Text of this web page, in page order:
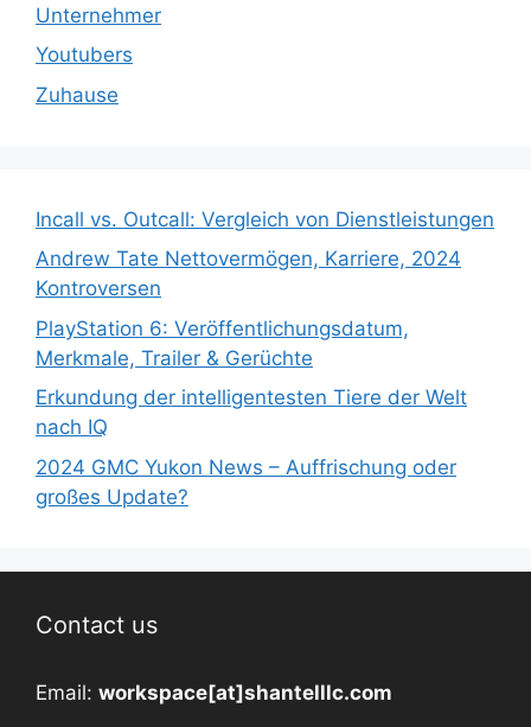
Unternehmer
Youtubers
Zuhause
Incall vs. Outcall: Vergleich von Dienstleistungen
Andrew Tate Nettovermögen, Karriere, 2024
Kontroversen
PlayStation 6: Veröffentlichungsdatum,
Merkmale, Trailer & Gerüchte
Erkundung der intelligentesten Tiere der Welt
nach IQ
2024 GMC Yukon News – Auffrischung oder
großes Update?
Contact us
Email: workspace[at]shantelllc.com